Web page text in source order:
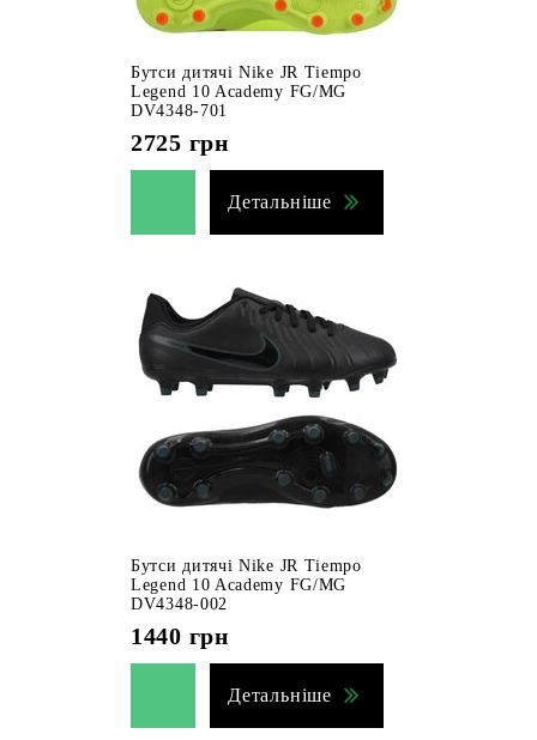
Бутси дитячі Nike JR Tiempo
Legend 10 Academy FG/MG
DV4348-701
2725 грн
Детальніше
Бутси дитячі Nike JR Tiempo
Legend 10 Academy FG/MG
DV4348-002
1440 грн
Детальніше